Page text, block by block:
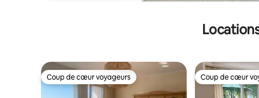
Coup de cœur voyageurs
Coup de cœur voyageurs Coup de cœur
Coup de cœur